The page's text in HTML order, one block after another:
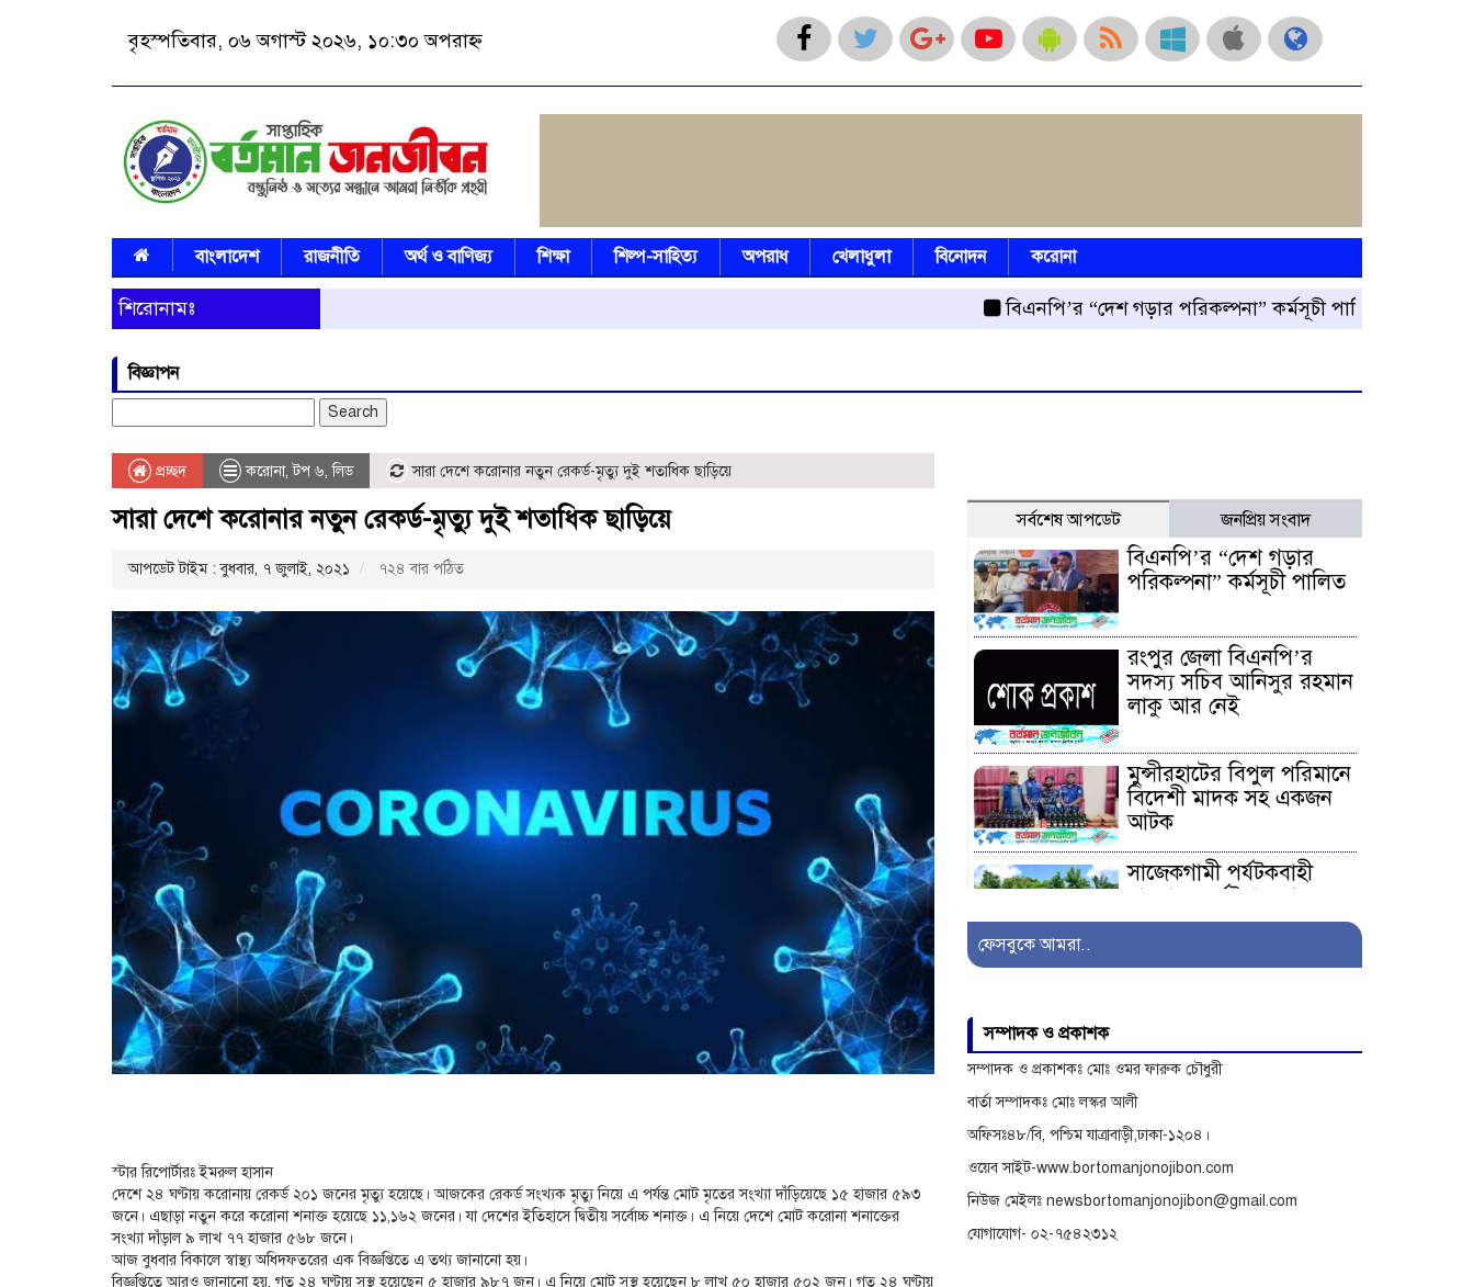
বৃহস্পতিবার, ০৬ অগাস্ট ২০২৬, ১০:৩০ অপরাহ্ন
বাংলাদেশ রাজনীতি অর্থ ও বাণিজ্য শিক্ষা শিল্প-সাহিত্য অপরাধ খেলাধুলা বিনোদন করোনা
শিরোনামঃ বিএনপি’র “দেশ গড়ার পরিকল্পনা” কর্মসূচী পালিত রংপুর জেলা
বিজ্ঞাপন
for:
প্রচ্ছদ করোনা,টপ ৬,লিড সারা দেশে করোনার নতুন রেকর্ড-মৃত্যু দুই শতাধিক ছাড়িয়ে
সারা দেশে করোনার নতুন রেকর্ড-মৃত্যু দুই শতাধিক ছাড়িয়ে
আপডেট টাইম : বুধবার, ৭ জুলাই, ২০২১ ৭২৪ বার পঠিত
স্টার রিপোর্টারঃ ইমরুল হাসান
দেশে ২৪ ঘণ্টায় করোনায় রেকর্ড ২০১ জনের মৃত্যু হয়েছে। আজকের রেকর্ড সংখ্যক মৃত্যু নিয়ে এ পর্যন্ত মোট মৃতের সংখ্যা দাঁড়িয়েছে ১৫ হাজার ৫৯৩
জনে। এছাড়া নতুন করে করোনা শনাক্ত হয়েছে ১১,১৬২ জনের। যা দেশের ইতিহাসে দ্বিতীয় সর্বোচ্চ শনাক্ত। এ নিয়ে দেশে মোট করোনা শনাক্তের
সংখ্যা দাঁড়াল ৯ লাখ ৭৭ হাজার ৫৬৮ জনে।
আজ বুধবার বিকালে স্বাস্থ্য অধিদফতরের এক বিজ্ঞপ্তিতে এ তথ্য জানানো হয়।
বিজ্ঞপ্তিতে আরও জানানো হয়, গত ২৪ ঘণ্টায় সুস্থ হয়েছেন ৫ হাজার ৯৮৭ জন। এ নিয়ে মোট সুস্থ হয়েছেন ৮ লাখ ৫০ হাজার ৫০২ জন। গত ২৪ ঘণ্টায়
সর্বশেষ আপডেট জনপ্রিয় সংবাদ
বিএনপি’র “দেশ গড়ার
পরিকল্পনা” কর্মসূচী পালিত
রংপুর জেলা বিএনপি’র
সদস্য সচিব আনিসুর রহমান
লাকু আর নেই
মুন্সীরহাটের বিপুল পরিমানে
বিদেশী মাদক সহ একজন
আটক
সাজেকগামী পর্যটকবাহী
যানবাহন দুর্ঘটনায় আহতদের
উদ্ধারে সেনাবাহিনী
অনিয়ম ও দুর্নীতির
ফেসবুকে আমরা..
সম্পাদক ও প্রকাশক
সম্পাদক ও প্রকাশকঃ মোঃ ওমর ফারুক চৌধুরী
বার্তা সম্পাদকঃ মোঃ লস্কর আলী
অফিসঃ৪৮/বি, পশ্চিম যাত্রাবাড়ী,ঢাকা-১২০৪।
ওয়েব সাইট-www.bortomanjonojibon.com
নিউজ মেইলঃ newsbortomanjonojibon@gmail.com
যোগাযোগ- ০২-৭৫৪২৩১২